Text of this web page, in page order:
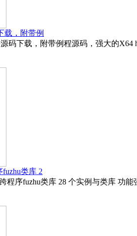
载，附带例
码下载，附带例程源码，强大的X64
类库 2
程序fuzhu类库 28 个实例与类库 功